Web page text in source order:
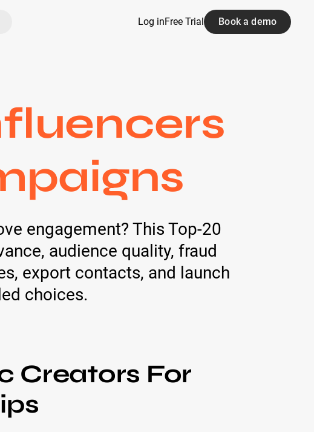
Log inFree Trial Book a demo
engagement? This Top-20
audience quality, fraud
export contacts, and launch
choices.
Creators For